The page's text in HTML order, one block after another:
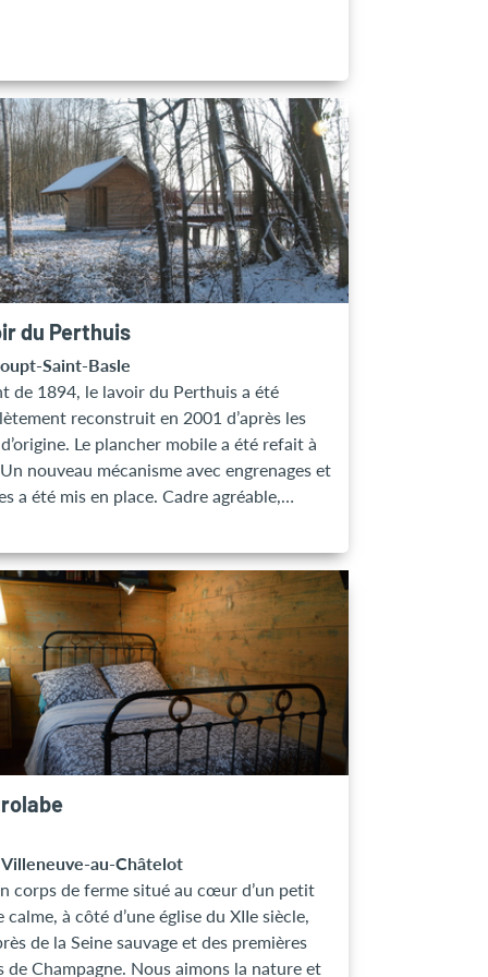
du Perthuis
Saint-Basle
de 1894, le lavoir du Perthuis a été
reconstruit en 2001 d’après les
Le plancher mobile a été refait à
nouveau mécanisme avec engrenages et
a été mis en place. Cadre agréable,
la vie du lavoir est présente sur le site
au 15 octobre de chaque année.
Villeneuve-au-Châtelot
corps de ferme situé au cœur d’un petit
calme, à côté d’une église du XIIe siècle,
de la Seine sauvage et des premières
Nous aimons la nature et